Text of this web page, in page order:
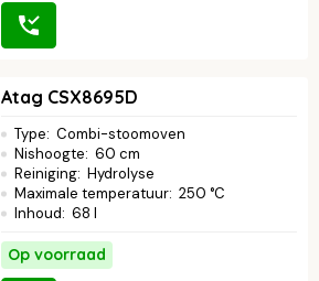
Atag CSX8695D
Type: Combi-stoomoven
Nishoogte: 60 cm
Reiniging: Hydrolyse
Maximale temperatuur: 250 °C
Inhoud: 68 l
Op voorraad